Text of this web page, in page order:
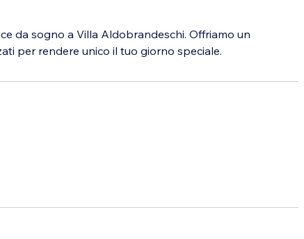
da sogno a Villa Aldobrandeschi. Offriamo un
per rendere unico il tuo giorno speciale.